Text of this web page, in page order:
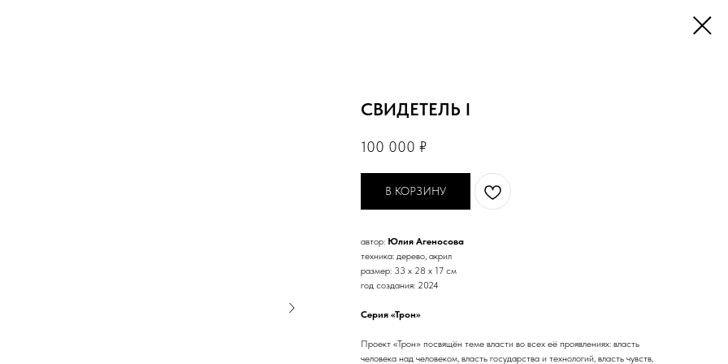
СВИДЕТЕЛЬ I
100 000 ₽
В КОРЗИНУ
автор: Юлия Агеносова
техника: дерево, акрил
размер: 33 х 28 х 17 см
год создания: 2024
Серия «Трон»
Проект «Трон» посвящён теме власти во всех её проявлениях: власть
человека над человеком, власть государства и технологий, власть чувств,